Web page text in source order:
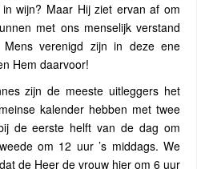
wijn? Maar Hij ziet ervan af om
met ons menselijk verstand
verenigd zijn in deze ene
Hem daarvoor!
zijn de meeste uitleggers het
kalender hebben met twee
de eerste helft van de dag om
om 12 uur ’s middags. We
de Heer de vrouw hier om 6 uur